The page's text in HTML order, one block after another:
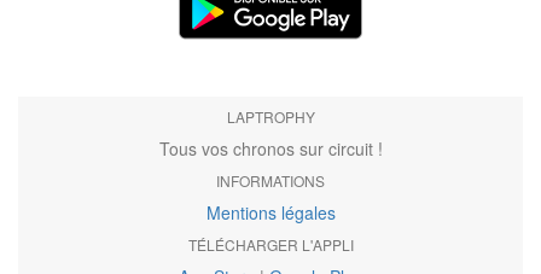
LAPTROPHY
Tous vos chronos sur circuit !
INFORMATIONS
Mentions légales
TÉLÉCHARGER L'APPLI